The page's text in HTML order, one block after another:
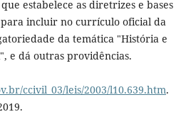
estabelece as diretrizes e bases
incluir no currículo oficial da
da temática "História e
e dá outras providências.
ccivil_03/leis/2003/l10.639.htm.